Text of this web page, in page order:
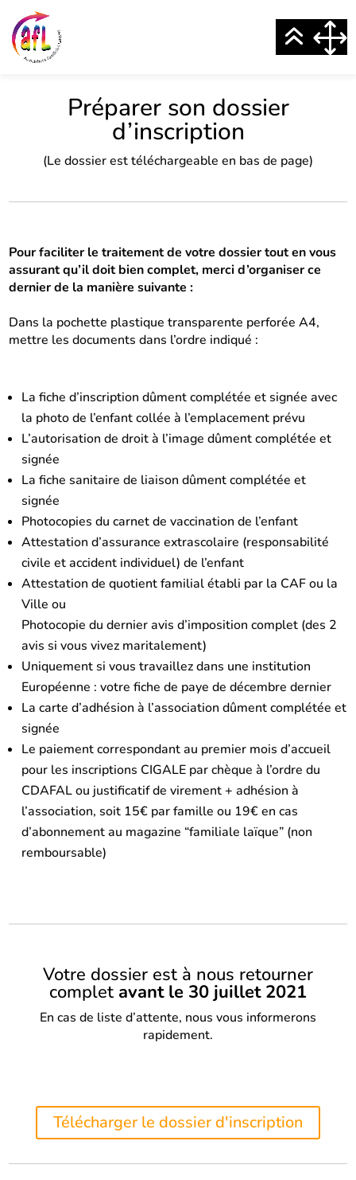
Préparer son dossier
d’inscription
(Le dossier est téléchargeable en bas de page)
Pour faciliter le traitement de votre dossier tout en vous
assurant qu’il doit bien complet, merci d’organiser ce
dernier de la manière suivante :
Dans la pochette plastique transparente perforée A4,
mettre les documents dans l’ordre indiqué :
La fiche d’inscription dûment complétée et signée avec
la photo de l’enfant collée à l’emplacement prévu
L’autorisation de droit à l’image dûment complétée et
signée
La fiche sanitaire de liaison dûment complétée et
signée
Photocopies du carnet de vaccination de l’enfant
Attestation d’assurance extrascolaire (responsabilité
civile et accident individuel) de l’enfant
Attestation de quotient familial établi par la CAF ou la
Ville ou
Photocopie du dernier avis d’imposition complet (des 2
avis si vous vivez maritalement)
Uniquement si vous travaillez dans une institution
Européenne : votre fiche de paye de décembre dernier
La carte d’adhésion à l’association dûment complétée et
signée
Le paiement correspondant au premier mois d’accueil
pour les inscriptions CIGALE par chèque à l’ordre du
CDAFAL ou justificatif de virement + adhésion à
l’association, soit 15€ par famille ou 19€ en cas
d’abonnement au magazine “familiale laïque” (non
remboursable)
Votre dossier est à nous retourner
complet avant le 30 juillet 2021
En cas de liste d’attente, nous vous informerons
rapidement.
Télécharger le dossier d'inscription